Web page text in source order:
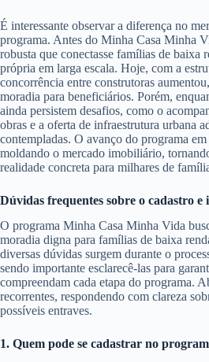
É interessante observar a diferença no
programa. Antes do Minha Casa Minha
robusta que conectasse famílias de baixa
própria em larga escala. Hoje, com a
concorrência entre construtoras
moradia para beneficiários. Porém,
ainda persistem desafios, como o
obras e a oferta de infraestrutura urbana
contempladas. O avanço do programa
moldando o mercado imobiliário,
realidade concreta para milhares de
Dúvidas frequentes sobre o cadastro e
O programa Minha Casa Minha Vida
moradia digna para famílias de baixa
diversas dúvidas surgem durante o
sendo importante esclarecê-las para
compreendam cada etapa do programa.
recorrentes, respondendo com clareza
possíveis entraves.
1. Quem pode se cadastrar no